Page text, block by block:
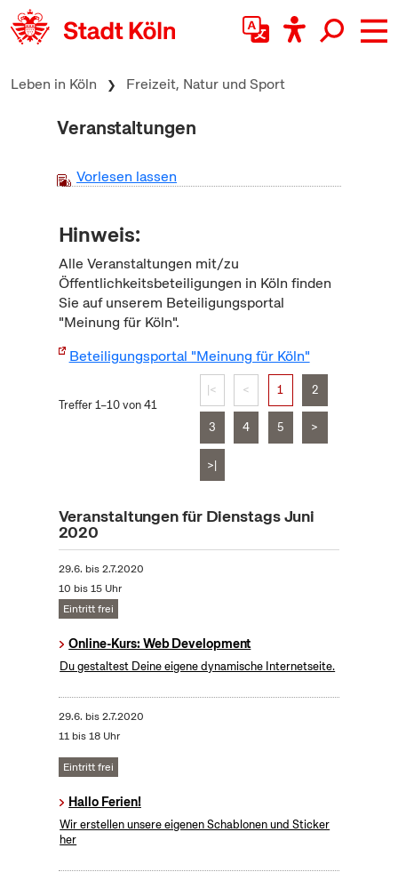
zum Inhalt springen
Leben in Köln Freizeit, Natur und Sport
Veranstaltungen
Vorlesen lassen
Hinweis:
Alle Veranstaltungen mit/zu
Öffentlichkeitsbeteiligungen in Köln finden
Sie auf unserem Beteiligungsportal
"Meinung für Köln".
Beteiligungsportal "Meinung für Köln"
Treffer 1–10 von 41
|< < 1 2
3 4 5 >
>|
Veranstaltungen für Dienstags Juni
2020
29.6. bis2.7.2020
10 bis 15 Uhr
Eintritt frei
Online-Kurs: Web Development
Du gestaltest Deine eigene dynamische Internetseite.
29.6. bis2.7.2020
11 bis 18 Uhr
Eintritt frei
Hallo Ferien!
Wir erstellen unsere eigenen Schablonen und Sticker
her